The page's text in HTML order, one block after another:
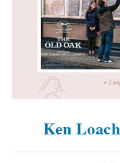
Ken